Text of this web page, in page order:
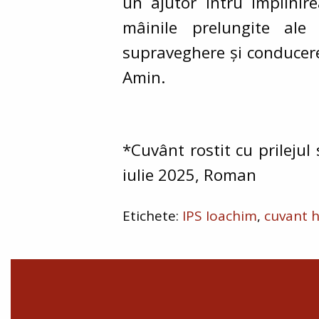
mâinile prelungite ale
supraveghere și
Amin.
*Cuvânt rostit cu prilejul
iulie 2025, Roman
IPS Ioachim cuvant